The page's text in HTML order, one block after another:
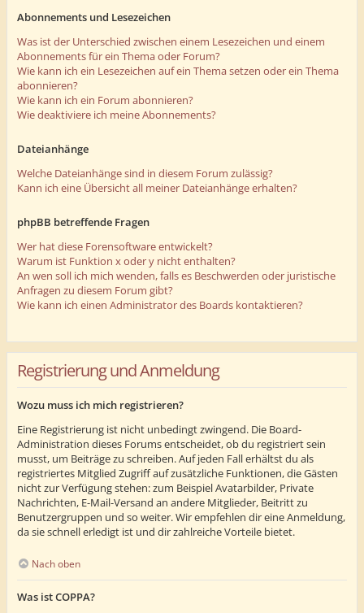
Abonnements und Lesezeichen
Was ist der Unterschied zwischen einem Lesezeichen und einem
Abonnements für ein Thema oder Forum?
Wie kann ich ein Lesezeichen auf ein Thema setzen oder ein Thema
abonnieren?
Wie kann ich ein Forum abonnieren?
Wie deaktiviere ich meine Abonnements?
Dateianhänge
Welche Dateianhänge sind in diesem Forum zulässig?
Kann ich eine Übersicht all meiner Dateianhänge erhalten?
phpBB betreffende Fragen
Wer hat diese Forensoftware entwickelt?
Warum ist Funktion x oder y nicht enthalten?
An wen soll ich mich wenden, falls es Beschwerden oder juristische
Anfragen zu diesem Forum gibt?
Wie kann ich einen Administrator des Boards kontaktieren?
Registrierung und Anmeldung
Wozu muss ich mich registrieren?
Eine Registrierung ist nicht unbedingt zwingend. Die Board-
Administration dieses Forums entscheidet, ob du registriert sein
musst, um Beiträge zu schreiben. Auf jeden Fall erhältst du als
registriertes Mitglied Zugriff auf zusätzliche Funktionen, die Gästen
nicht zur Verfügung stehen: zum Beispiel Avatarbilder, Private
Nachrichten, E-Mail-Versand an andere Mitglieder, Beitritt zu
Benutzergruppen und so weiter. Wir empfehlen dir eine Anmeldung,
da sie schnell erledigt ist und dir zahlreiche Vorteile bietet.
Nach oben
Was ist COPPA?